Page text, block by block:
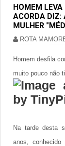
HOMEM
ACORDA DIZ:
MULHER
ROTA
Homem desfila
muito pouco não
Na tarde desta
anos, conhecido